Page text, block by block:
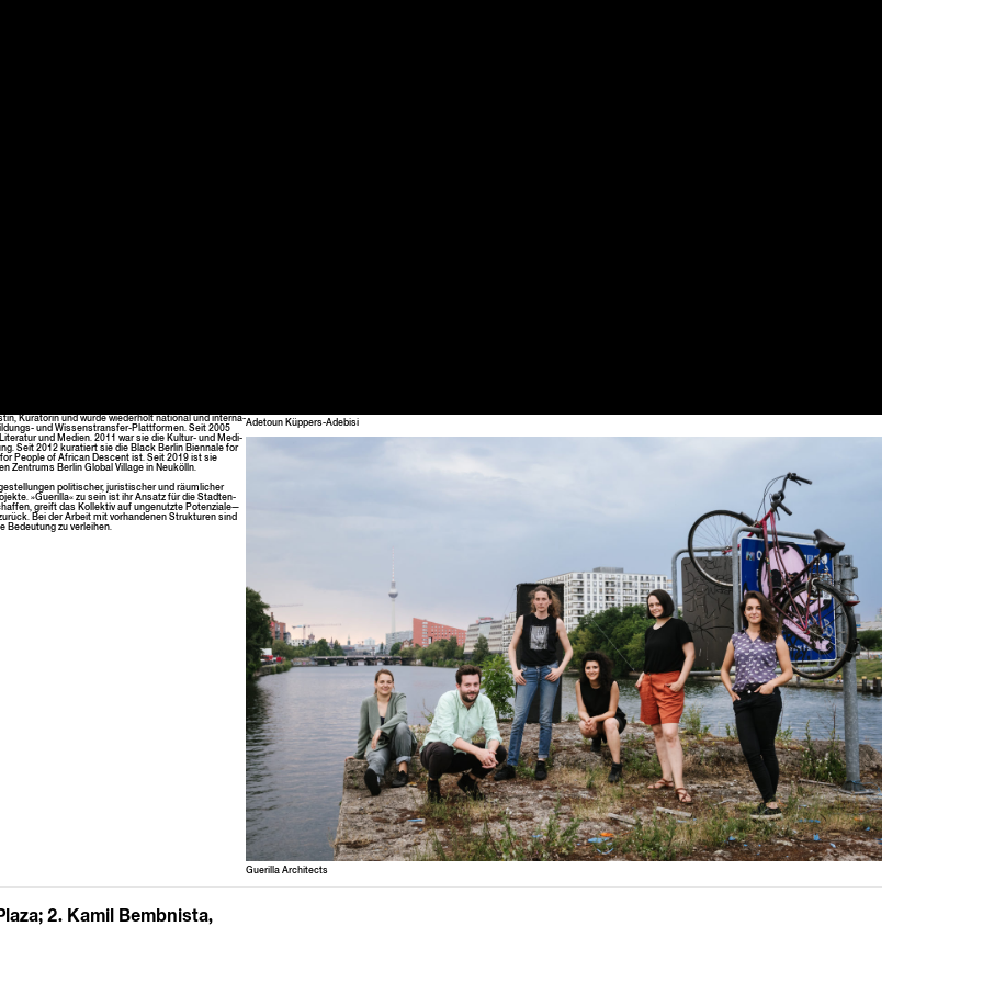
Kura­torin und wurde wieder­holt nation­al und inter­na­
und Wis­senstrans­fer-Plat­tfor­men. Seit 2005
und Medi­en. 2011 war sie die Kul­tur- und Medi­
Seit 2012 kuratiert sie die Black Berlin Bien­nale for
Peo­ple of African Descent ist. Seit 2019 ist sie
Zen­trums Berlin Glob­al Vil­lage in Neukölln.
poli­tis­ch­er, juris­tis­ch­er und räum­lich­er
»Gueril­la« zu sein ist ihr Ansatz für die Stad­ten­
greift das Kollek­tiv auf ungenutzte Potenziale—
Bei der Arbeit mit vorhan­de­nen Struk­turen sind
Bedeu­tung zu verleihen.
Adetoun Küp­pers-Ade­bisi
Gueril­la Architects
2. Kamil Bembnista,